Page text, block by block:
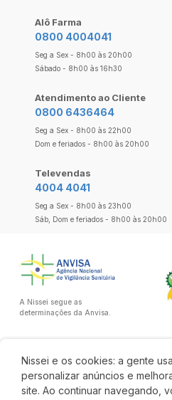
Nissei e os cookies: a gente
personalizar anúncios e
site. Ao continuar navegando,
Alô Farma
0800 4004041
Seg a Sex - 8h00 às 20h00
Sábado - 8h00 às 16h30
Atendimento ao Cliente
0800 6436464
Seg a Sex - 8h00 às 22h00
Dom e feriados - 8h00 às 20h00
Televendas
4004 4041
Seg a Sex - 8h00 às 23h00
Sáb, Dom e feriados - 8h00 às 20h00
A Nissei segue as
determinações da Anvisa.